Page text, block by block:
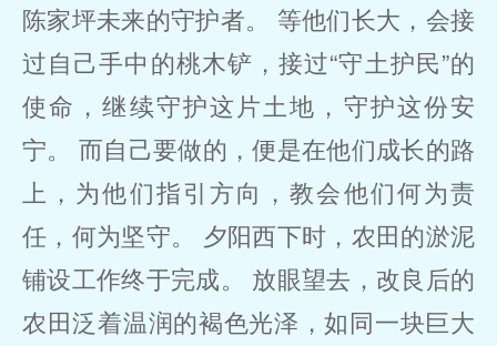
陈家坪未来的守护者。 等他们长大，会接
过自己手中的桃木铲，接过“守土护民”的
使命，继续守护这片土地，守护这份安
宁。 而自己要做的，便是在他们成长的路
上，为他们指引方向，教会他们何为责
任，何为坚守。 夕阳西下时，农田的淤泥
铺设工作终于完成。 放眼望去，改良后的
农田泛着温润的褐色光泽，如同一块巨大